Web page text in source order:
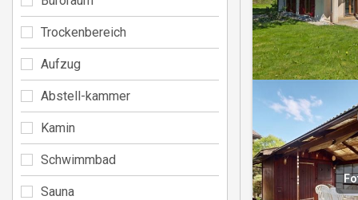
Trockenbereich
Aufzug
Abstell-kammer
Kamin
Schwimmbad
Sauna